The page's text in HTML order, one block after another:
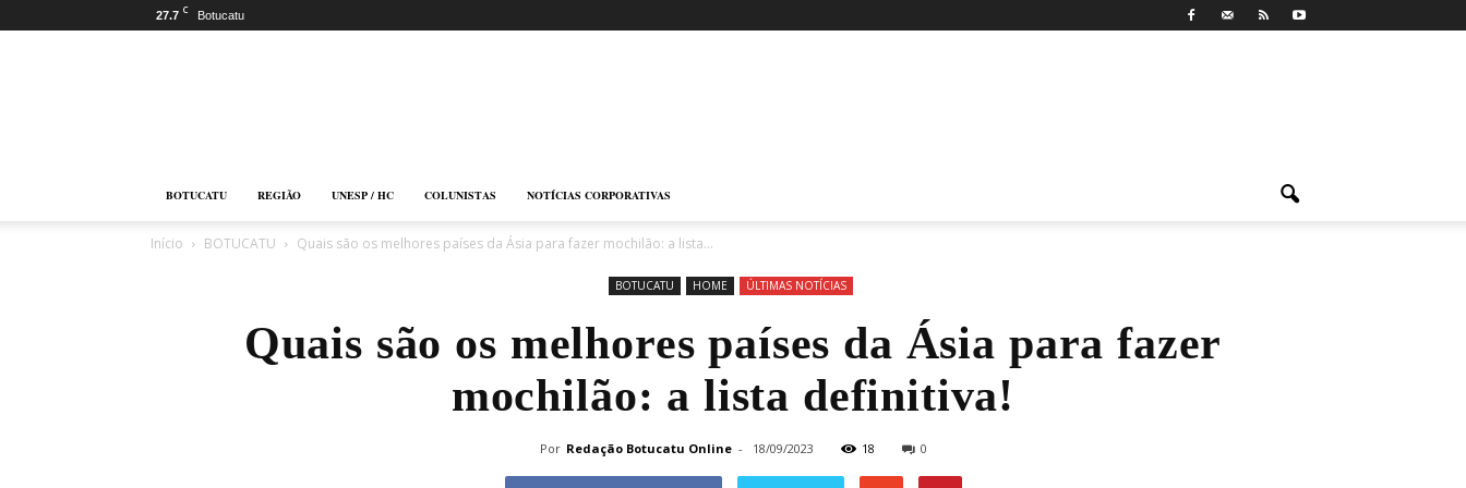
27.7 C Botucatu
BOTUCATU REGIÃO UNESP / HC COLUNISTAS NOTÍCIAS CORPORATIVAS
Início BOTUCATU Quais são os melhores países da Ásia para fazer mochilão: a lista...
BOTUCATU HOME ÚLTIMAS NOTÍCIAS
Quais são os melhores países da Ásia para fazer
mochilão: a lista definitiva!
Por Redação Botucatu Online - 18/09/2023 18 0